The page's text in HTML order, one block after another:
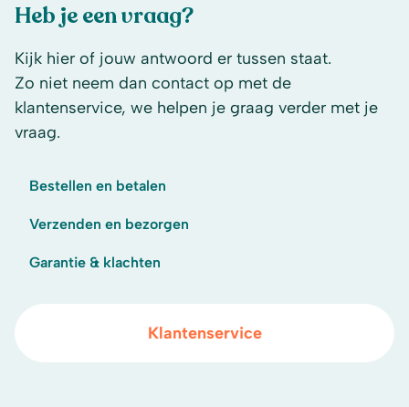
Heb je een vraag?
Kijk hier of jouw antwoord er tussen staat.
Zo niet neem dan contact op met de
klantenservice, we helpen je graag verder met je
vraag.
Bestellen en betalen
Verzenden en bezorgen
Garantie & klachten
Klantenservice